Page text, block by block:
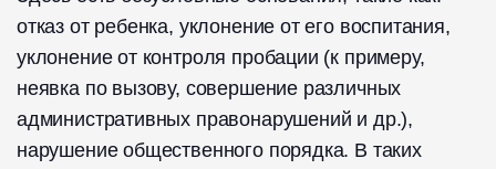
отказ от ребенка, уклонение от его воспитания,
уклонение от контроля пробации (к примеру,
неявка по вызову, совершение различных
административных правонарушений и др.),
нарушение общественного порядка. В таких